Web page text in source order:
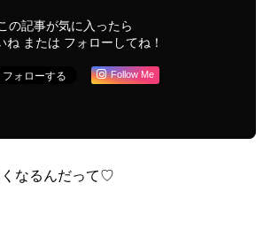
の記事が気に入ったら
ね または フォローしてね！
Follow Me
なるんだって♡